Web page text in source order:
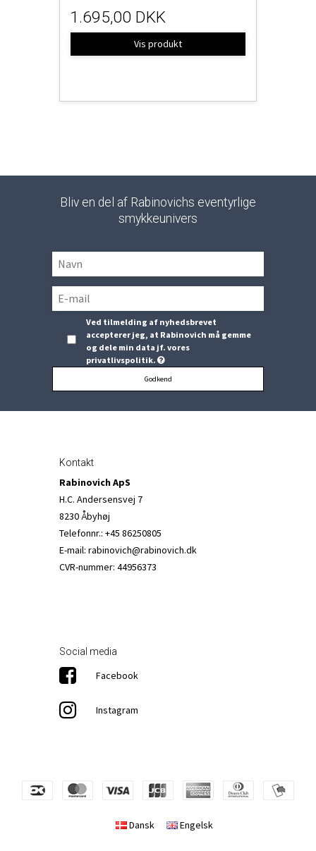
1.695,00 DKK
Vis produkt
Bliv en del af Rabinovichs eventyrlige
smykkeunivers
Ved tilmelding af nyhedsbrevet
accepterer jeg, at Rabinovich må gemme
og dele min data jf. vores
privatlivspolitik.
Godkend
Kontakt
Rabinovich ApS
H.C. Andersensvej 7
8230 Åbyhøj
Telefonnr.: +45 86250805
E-mail: rabinovich@rabinovich.dk
CVR-nummer: 44956373
Social media
Facebook
Instagram
Dansk Engelsk